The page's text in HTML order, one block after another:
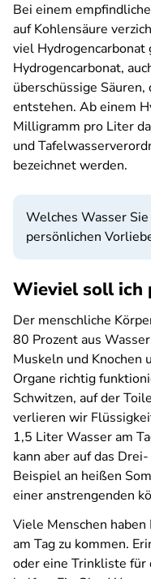
Bei einem
auf Kohlensäure
viel Hydrogencarbonat
Hydrogencarbonat,
überschüssige
entstehen. Ab einem
Milligramm pro Liter
und
bezeichnet werden.
Welches Wasser
persönlichen
Wieviel soll ich
Der menschliche
80 Prozent aus
Muskeln und Knochen
Organe richtig
Schwitzen, auf der
verlieren wir
1,5 Liter Wasser am
kann aber auf das
Beispiel an heißen
einer anstrengenden
Viele Menschen
am Tag zu kommen.
oder eine Trinkliste für